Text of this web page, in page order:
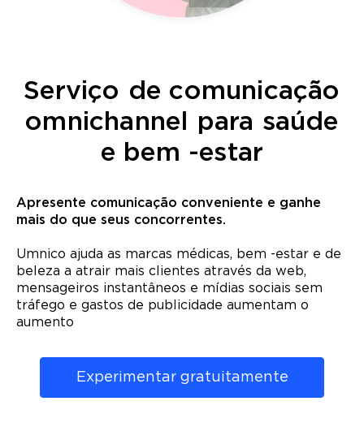
Serviço de comunicação
omnichannel para saúde
e bem -estar
Apresente comunicação conveniente e ganhe
mais do que seus concorrentes.
Umnico ajuda as marcas médicas, bem -estar e de
beleza a atrair mais clientes através da web,
mensageiros instantâneos e mídias sociais sem
tráfego e gastos de publicidade aumentam o
aumento
Experimentar gratuitamente